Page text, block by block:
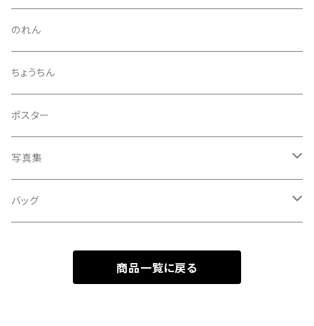
お礼ボイス
アクリルスタンド
灰皿
白露
秋分
毅然湯
スガヌマンチョコシール
A HARD DAY'S NIGHT
with the suganuma's
のれん
ちょうちん
ポスター
写真集
５歳刻み写真集
バッグ
マルシェバッグ
商品一覧に戻る